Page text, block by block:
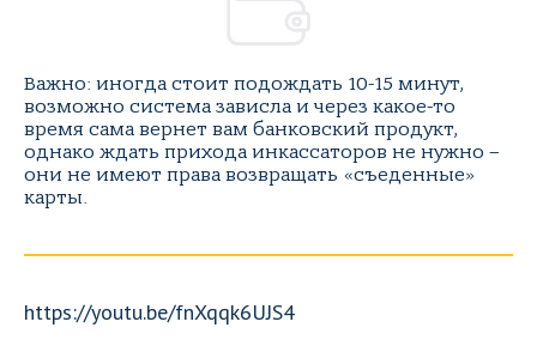
Важно: иногда стоит подождать 10-15 минут,
возможно система зависла и через какое-то
время сама вернет вам банковский продукт,
однако ждать прихода инкассаторов не нужно –
они не имеют права возвращать «съеденные»
карты.
https://youtu.be/fnXqqk6UJS4